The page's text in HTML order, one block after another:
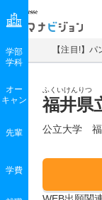
マ
【注目!】
ふくいけんりつ
福井県
公立大学 福
学部
学科
オー
キャン
先輩
学費